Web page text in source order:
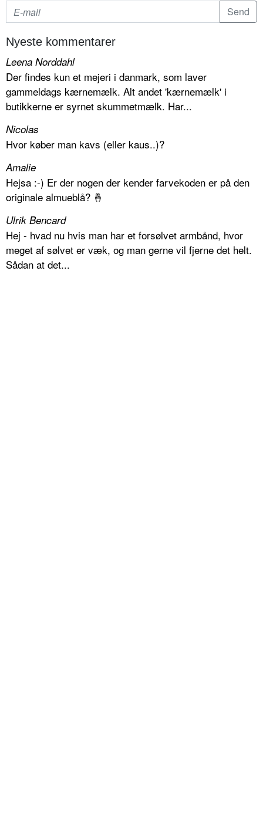
Nyeste kommentarer
Leena Norddahl
Der findes kun et mejeri i danmark, som laver
gammeldags kærnemælk. Alt andet 'kærnemælk' i
butikkerne er syrnet skummetmælk. Har...
Nicolas
Hvor køber man kavs (eller kaus..)?
Amalie
Hejsa :-) Er der nogen der kender farvekoden er på den
originale almueblå? 🤞
Ulrik Bencard
Hej - hvad nu hvis man har et forsølvet armbånd, hvor
meget af sølvet er væk, og man gerne vil fjerne det helt.
Sådan at det...